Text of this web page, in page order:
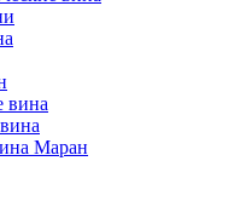
вина
Маран